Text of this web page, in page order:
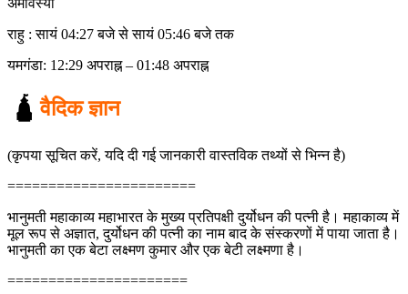
राहु : सायं 04:27 बजे से सायं 05:46 बजे तक
यमगंडा: 12:29 अपराह्न – 01:48 अपराह्न
🛕वैदिक ज्ञान
(कृपया सूचित करें, यदि दी गई जानकारी वास्तविक तथ्यों से भिन्न है)
=======================
भानुमती महाकाव्य महाभारत के मुख्य प्रतिपक्षी दुर्योधन की पत्नी है। महाकाव्य में
मूल रूप से अज्ञात, दुर्योधन की पत्नी का नाम बाद के संस्करणों में पाया जाता है।
भानुमती का एक बेटा लक्ष्मण कुमार और एक बेटी लक्ष्मणा है।
======================